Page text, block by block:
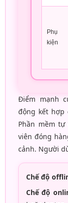
Phụ
kiện
Điểm mạnh
động kết hợp
Phần mềm
viên đóng
cảnh. Người
Chế độ
Chế độ